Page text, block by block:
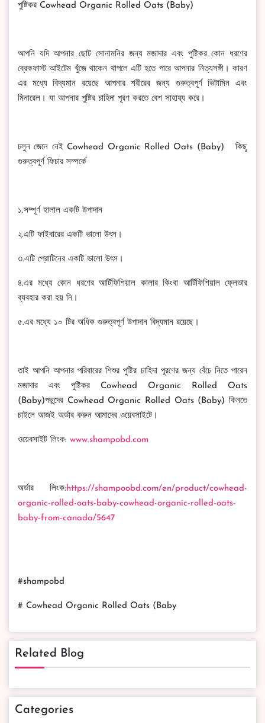
পুষ্টিকর Cowhead Organic Rolled Oats (Baby)
আপনি যদি আপনার ছোট সোনামনির জন্য মজাদার এবং পুষ্টিকর কোন ধরণের
ব্রেকফাস্ট আইটেম খুঁজে থাকেন থাপলে এটি হতে পারে আপনার নিত্যসঙ্গী। কারণ
এর মধ্যে বিদ্যমান রয়েছে আপনার শরীরের জন্য গুরুত্বপূর্ণ ভিটামিন এবং
মিনারেল। যা আপনার পুষ্টির চাহিদা পূরণ করতে বেশ সাহায্য করে।
চলুন জেনে নেই Cowhead Organic Rolled Oats (Baby) কিছু
গুরুত্বপূর্ণ ফিচার সম্পর্কে
১.সম্পূর্ণ হালাল একটি উপাদান
২.এটি ফাইবারের একটি ভালো উৎস।
৩.এটি প্রোটিনের একটি ভালো উৎস।
৪.এর মধ্যে কোন ধরণের আর্টিফিশিয়াল কালার কিংবা আর্টিফিশিয়াল ফ্লেভার
ব্যবহার করা হয় নি।
৫.এর মধ্যে ১০ টির অধিক গুরুত্বপূর্ণ উপাদান বিদ্যমান রয়েছে।
তাই আপনি আপনার পরিবারের শিশুর পুষ্টির চাহিদা পূরণের জন্য বেঁচে নিতে পারেন
মজাদার এবং পুষ্টিকর Cowhead Organic Rolled Oats
(Baby)পছন্দের Cowhead Organic Rolled Oats (Baby) কিনতে
চাইলে আজই অর্ডার করুন আমাদের ওয়েবসাইটে।
ওয়েবসাইট লিংক: www.shampobd.com
অর্ডার লিংক: https://shampoobd.com/en/product/cowhead-
organic-rolled-oats-baby-cowhead-organic-rolled-oats-
baby-from-canada/5647
#shampobd
# Cowhead Organic Rolled Oats (Baby
Related Blog
Categories